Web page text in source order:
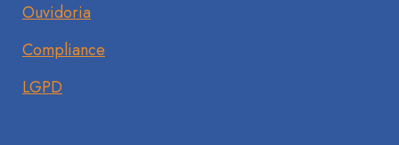
Ouvidoria
Compliance
LGPD